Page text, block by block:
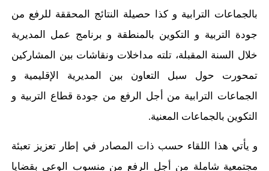
بالجماعات الترابية و كذا حصيلة النتائج المحققة للرفع من
جودة التربية و التكوين بالمنطقة و برنامج عمل المديرية
خلال السنة المقبلة، تلته مداخلات ونقاشات بين المشاركين
تمحورت حول سبل التعاون بين المديرية الإقليمية و
الجماعات الترابية من أجل الرفع من جودة قطاع التربية و
التكوين بالجماعات المعنية.
و يأتي هذا اللقاء حسب ذات المصادر في إطار تعزيز تعبئة
مجتمعية شاملة من أجل الرفع من منسوب الوعي بقضايا